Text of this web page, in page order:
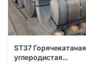
ST37 Горячекатаная
углеродистая